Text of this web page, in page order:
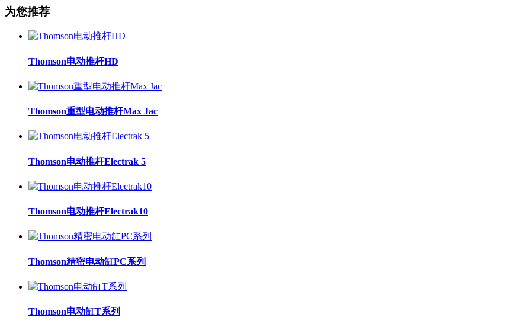
为您推荐
Thomson电动推杆HD
Thomson重型电动推杆Max Jac
Thomson电动推杆Electrak 5
Thomson电动推杆Electrak10
Thomson精密电动缸PC系列
Thomson电动缸T系列